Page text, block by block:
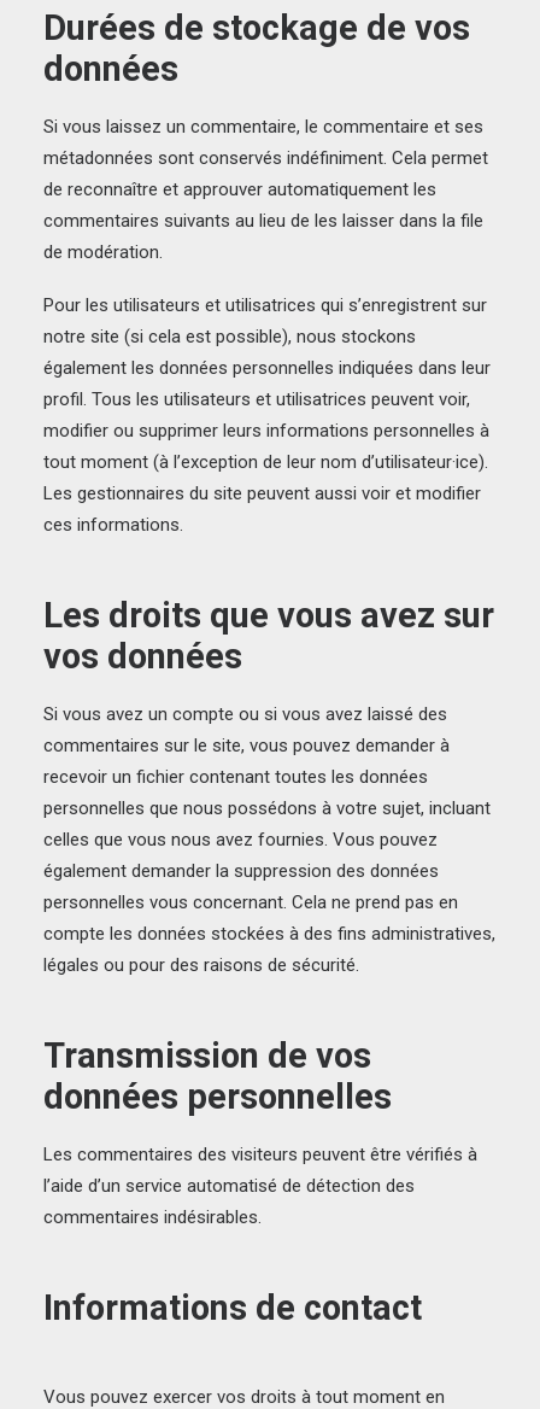
Durées de stockage de vos
données
Si vous laissez un commentaire, le commentaire et ses
métadonnées sont conservés indéfiniment. Cela permet
de reconnaître et approuver automatiquement les
commentaires suivants au lieu de les laisser dans la file
de modération.
Pour les utilisateurs et utilisatrices qui s’enregistrent sur
notre site (si cela est possible), nous stockons
également les données personnelles indiquées dans leur
profil. Tous les utilisateurs et utilisatrices peuvent voir,
modifier ou supprimer leurs informations personnelles à
tout moment (à l’exception de leur nom d’utilisateur·ice).
Les gestionnaires du site peuvent aussi voir et modifier
ces informations.
Les droits que vous avez sur
vos données
Si vous avez un compte ou si vous avez laissé des
commentaires sur le site, vous pouvez demander à
recevoir un fichier contenant toutes les données
personnelles que nous possédons à votre sujet, incluant
celles que vous nous avez fournies. Vous pouvez
également demander la suppression des données
personnelles vous concernant. Cela ne prend pas en
compte les données stockées à des fins administratives,
légales ou pour des raisons de sécurité.
Transmission de vos
données personnelles
Les commentaires des visiteurs peuvent être vérifiés à
l’aide d’un service automatisé de détection des
commentaires indésirables.
Informations de contact
Vous pouvez exercer vos droits à tout moment en